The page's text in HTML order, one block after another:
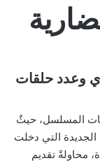
وعدد حلقات
المسلسل، حيثٌ
التي دخلت
محاولةً تقديم